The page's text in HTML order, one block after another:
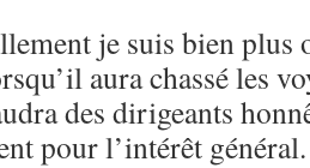
je suis bien
aura chassé les
des dirigeants
pour l’intérêt général.